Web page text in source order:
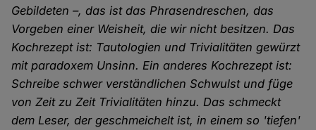
Gebildeten –, das ist das Phrasendreschen, das
Vorgeben einer Weisheit, die wir nicht besitzen. Das
Kochrezept ist: Tautologien und Trivialitäten gewürzt
mit paradoxem Unsinn. Ein anderes Kochrezept ist:
Schreibe schwer verständlichen Schwulst und füge
von Zeit zu Zeit Trivialitäten hinzu. Das schmeckt
dem Leser, der geschmeichelt ist, in einem so 'tiefen'